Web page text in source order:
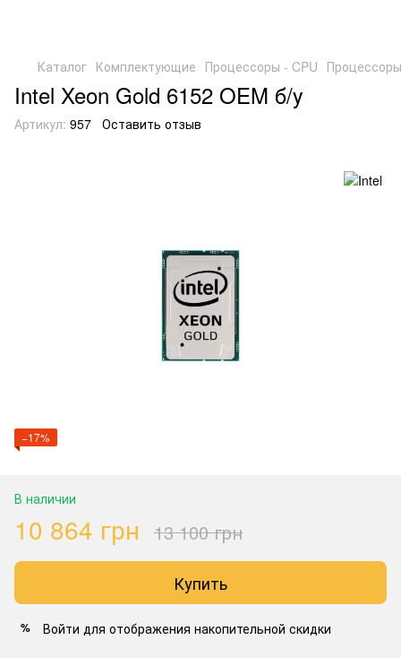
Каталог Комплектующие Процессоры - CPU
Intel Xeon Gold 6152 OEM б/у
Артикул: 957 Оставить отзыв
−17%
В наличии
10 864 грн 13 100 грн
Купить
% Войти для отображения накопительной скидки